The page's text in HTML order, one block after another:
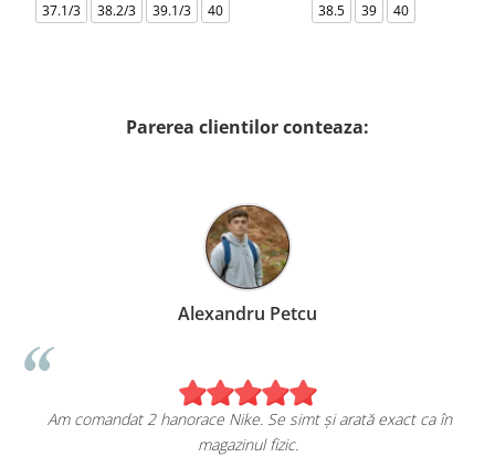
37.1/3
38.2/3 39.1/3 40
38.5
39 40
Parerea clientilor conteaza:
Alexandru Petcu
Am comandat 2 hanorace Nike. Se simt și arată exact ca în
magazinul fizic.